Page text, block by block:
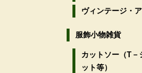
ヴィンテージ・
服飾小物雑貨
カットソー（T－
ット等）